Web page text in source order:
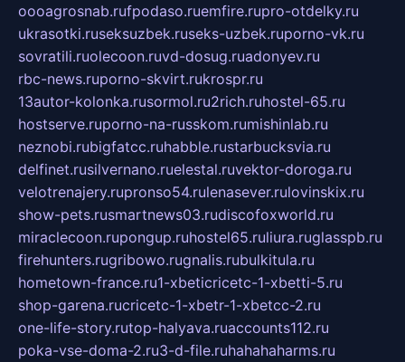
oooagrosnab.rufpodaso.ruemfire.rupro-otdelky.ru
ukrasotki.ruseksuzbek.ruseks-uzbek.ruporno-vk.ru
sovratili.ruolecoon.ruvd-dosug.ruadonyev.ru
rbc-news.ruporno-skvirt.rukrospr.ru
13autor-kolonka.rusormol.ru2rich.ruhostel-65.ru
hostserve.ruporno-na-russkom.rumishinlab.ru
neznobi.rubigfatcc.ruhabble.rustarbucksvia.ru
delfinet.rusilvernano.ruelestal.ruvektor-doroga.ru
velotrenajery.rupronso54.rulenasever.rulovinskix.ru
show-pets.rusmartnews03.rudiscofoxworld.ru
miraclecoon.rupongup.ruhostel65.ruliura.ruglasspb.ru
firehunters.rugribowo.rugnalis.rubulkitula.ru
hometown-france.ru1-xbeticricetc-1-xbetti-5.ru
shop-garena.rucricetc-1-xbetr-1-xbetcc-2.ru
one-life-story.rutop-halyava.ruaccounts112.ru
poka-vse-doma-2.ru3-d-file.ruhahahaharms.ru